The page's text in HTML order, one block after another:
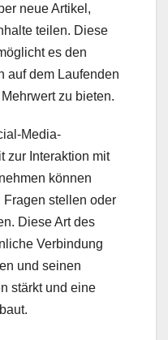
neue Artikel,
teilen. Diese
es den
auf dem Laufenden
zu bieten.
Media-
zur Interaktion mit
können
Fragen stellen oder
Diese Art des
Verbindung
und seinen
stärkt und eine